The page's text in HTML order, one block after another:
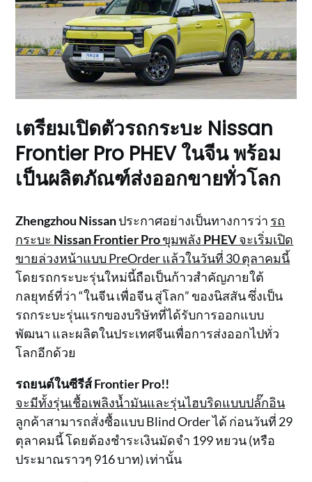
เตรียมเปิดตัวรถกระบะ Nissan
Frontier Pro PHEV ในจีน พร้อม
เป็นผลิตภัณฑ์ส่งออกขายทั่วโลก
Zhengzhou Nissanประกาศอย่างเป็นทางการว่า รถ
กระบะ Nissan Frontier Proขุมพลัง PHEVจะเริ่มเปิด
ขายล่วงหน้าแบบ PreOrder แล้วในวันที่ 30 ตุลาคมนี้
โดยรถกระบะรุ่นใหม่นี้ถือเป็นก้าวสำคัญภายใต้
กลยุทธ์ที่ว่า “ในจีน เพื่อจีน สู่โลก” ของนิสสัน ซึ่งเป็น
รถกระบะรุ่นแรกของบริษัทที่ได้รับการออกแบบ
พัฒนา และผลิตในประเทศจีนเพื่อการส่งออกไปทั่ว
โลกอีกด้วย
รถยนต์ในซีรีส์ Frontier Pro!!
จะมีทั้งรุ่นเชื้อเพลิงน้ำมันและรุ่นไฮบริดแบบปลั๊กอิน
ลูกค้าสามารถสั่งซื้อแบบ Blind Order ได้ ก่อนวันที่ 29
ตุลาคมนี้ โดยต้องชำระเงินมัดจำ 199 หยวน (หรือ
ประมาณราวๆ 916 บาท) เท่านั้น